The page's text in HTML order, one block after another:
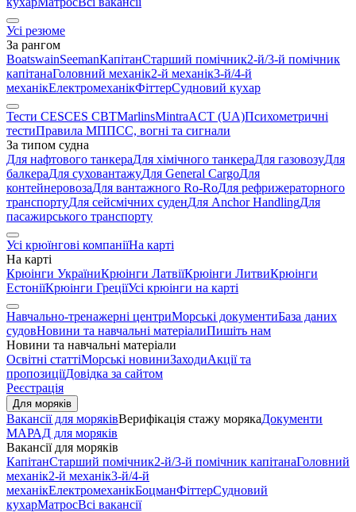
Усі резюме
За рангом
BoatswainSeemanКапітанСтарший помічник2-й/3-й помічник
капітанаГоловний механік2-й механік3-й/4-й
механікЕлектромеханікФіттерСудновий кухар
Тести CESCES CBTMarlinsMintraACT (UA)Психометричні
тестиПравила МППСС, вогні та сигнали
За типом судна
Для нафтового танкераДля хімічного танкераДля газовозуДля
балкераДля суховантажуДля General CargoДля
контейнеровозаДля вантажного Ro-RoДля рефрижераторного
транспортуДля сейсмічних суденДля Anchor HandlingДля
пасажирського транспорту
Усі крюїнгові компаніїНа карті
На карті
Крюінги УкраїниКрюінги ЛатвіїКрюінги ЛитвиКрюінги
ЕстоніїКрюінги ГреціїУсі крюінги на карті
Навчально-тренажерні центриМорські документиБаза даних
судовНовини та навчальні матеріалиПишіть нам
Новини та навчальні матеріали
Освітні статтіМорські новиниЗаходиАкції та
пропозиціїДовідка за сайтом
Реєстрація
Для моряків
Вакансії для моряківВерифікація стажу морякаДокументи
МАРАД для моряків
Вакансії для моряків
КапітанСтарший помічник2-й/3-й помічник капітанаГоловний
механік2-й механік3-й/4-й
механікЕлектромеханікБоцманФіттерСудновий
кухарМатросВсі вакансії